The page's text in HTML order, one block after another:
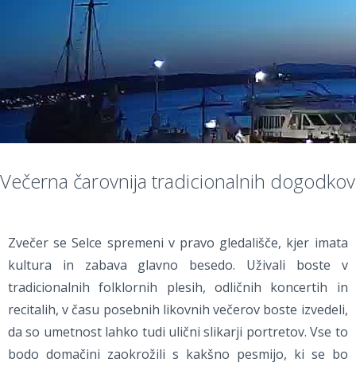
Večerna čarovnija tradicionalnih dogodkov
Zvečer se Selce spremeni v pravo gledališče, kjer imata
kultura in zabava glavno besedo. Uživali boste v
tradicionalnih folklornih plesih, odličnih koncertih in
recitalih, v času posebnih likovnih večerov boste izvedeli,
da so umetnost lahko tudi ulični slikarji portretov. Vse to
bodo domačini zaokrožili s kakšno pesmijo, ki se bo